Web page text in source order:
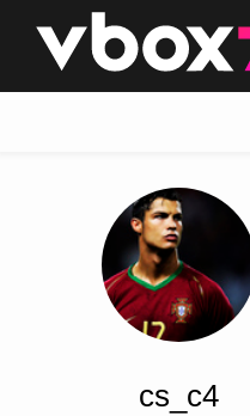
👾
cs_c4